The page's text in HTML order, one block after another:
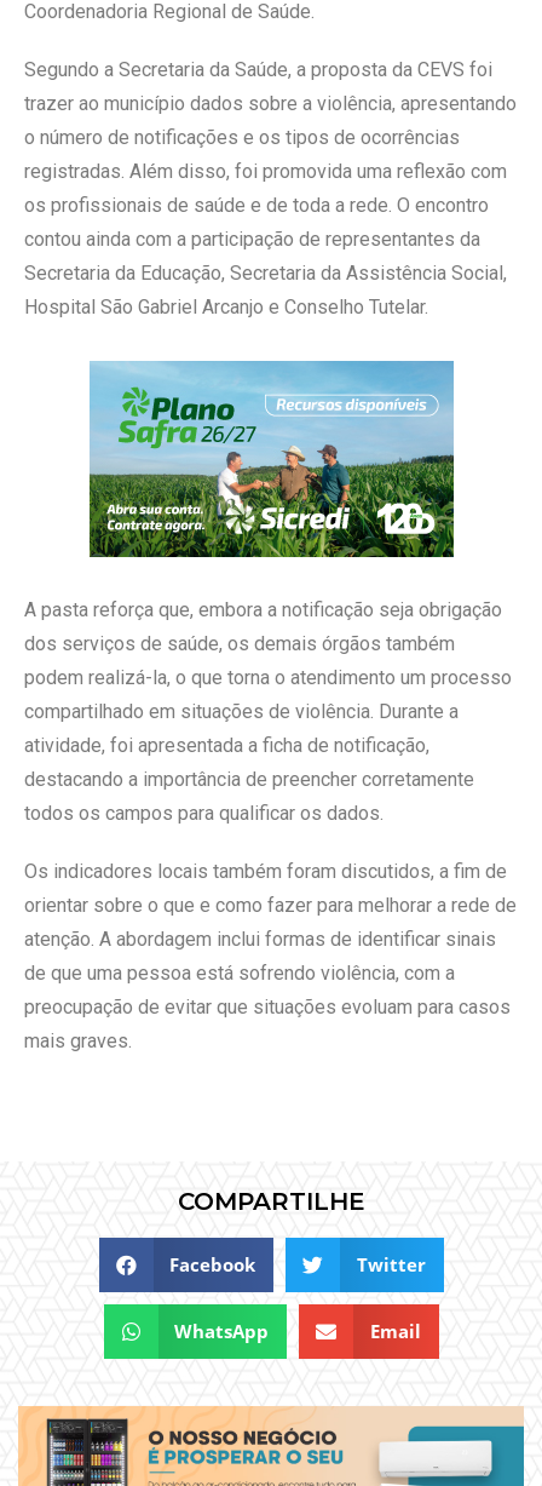
Coordenadoria Regional de Saúde.
Segundo a Secretaria da Saúde, a proposta da CEVS foi
trazer ao município dados sobre a violência, apresentando
o número de notificações e os tipos de ocorrências
registradas. Além disso, foi promovida uma reflexão com
os profissionais de saúde e de toda a rede. O encontro
contou ainda com a participação de representantes da
Secretaria da Educação, Secretaria da Assistência Social,
Hospital São Gabriel Arcanjo e Conselho Tutelar.
A pasta reforça que, embora a notificação seja obrigação
dos serviços de saúde, os demais órgãos também
podem realizá-la, o que torna o atendimento um processo
compartilhado em situações de violência. Durante a
atividade, foi apresentada a ficha de notificação,
destacando a importância de preencher corretamente
todos os campos para qualificar os dados.
Os indicadores locais também foram discutidos, a fim de
orientar sobre o que e como fazer para melhorar a rede de
atenção. A abordagem inclui formas de identificar sinais
de que uma pessoa está sofrendo violência, com a
preocupação de evitar que situações evoluam para casos
mais graves.
COMPARTILHE
Facebook Twitter
WhatsApp Email